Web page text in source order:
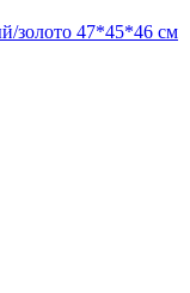
золото 47*45*46 см